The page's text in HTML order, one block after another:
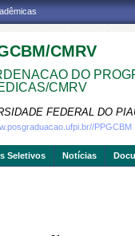
CMRV
DO
CMRV
FEDERAL DO
PPGCBM
Seletivos Notícias